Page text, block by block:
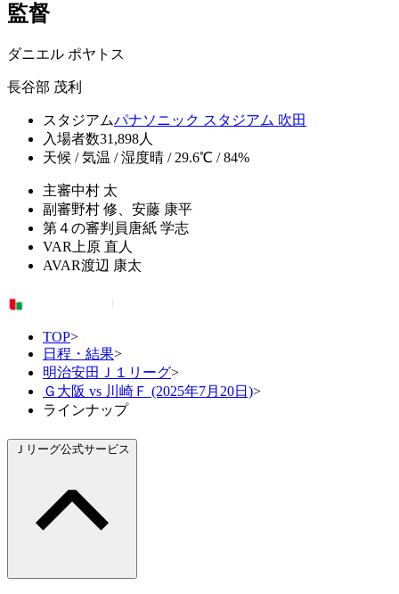
監督
ダニエル ポヤトス
長谷部 茂利
スタジアムパナソニック スタジアム 吹田
入場者数31,898人
天候 / 気温 / 湿度晴 / 29.6℃ / 84%
主審中村 太
副審野村 修、安藤 康平
第４の審判員 唐紙 学志
VAR 上原 直人
AVAR渡辺 康太
TOP>
日程・結果>
明治安田Ｊ１リーグ>
Ｇ大阪 vs 川崎Ｆ (2025年7月20日)>
ラインナップ
Ｊリーグ公式サービス